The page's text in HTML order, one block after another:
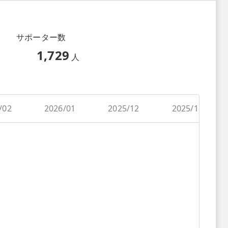
サポーター数
1,729 人
02 2026/01 2025/12 2025/11